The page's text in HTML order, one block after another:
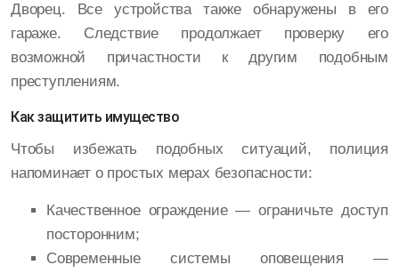
Дворец. Все устройства также обнаружены в его
гараже. Следствие продолжает проверку его
возможной причастности к другим подобным
преступлениям.
Как защитить имущество
Чтобы избежать подобных ситуаций, полиция
напоминает о простых мерах безопасности:
Качественное ограждение — ограничьте доступ
посторонним;
Современные системы оповещения —